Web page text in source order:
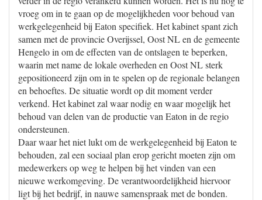
vroeg om in te gaan op de mogelijkheden voor behoud van
werkgelegenheid bij Eaton specifiek. Het kabinet spant zich
samen met de provincie Overijssel, Oost NL en de gemeente
Hengelo in om de effecten van de ontslagen te beperken,
waarin met name de lokale overheden en Oost NL sterk
gepositioneerd zijn om in te spelen op de regionale belangen
en behoeftes. De situatie wordt op dit moment verder
verkend. Het kabinet zal waar nodig en waar mogelijk het
behoud van delen van de productie van Eaton in de regio
ondersteunen.
Daar waar het niet lukt om de werkgelegenheid bij Eaton te
behouden, zal een sociaal plan erop gericht moeten zijn om
medewerkers op weg te helpen bij het vinden van een
nieuwe werkomgeving. De verantwoordelijkheid hiervoor
ligt bij het bedrijf, in nauwe samenspraak met de bonden.